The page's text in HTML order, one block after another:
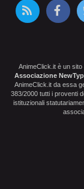
AnimeClick.it è un
Associazione
AnimeClick.it da essa
383/2000 tutti i proventi
istituzionali